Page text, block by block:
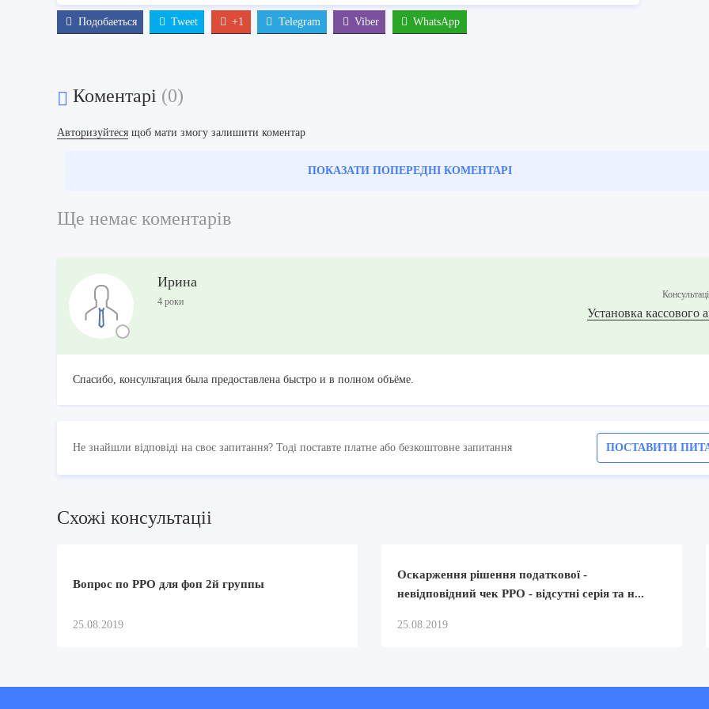
Подобаеться Tweet +1 Telegram Viber WhatsApp
Коментарі (0)
Авторизуйтеся щоб мати змогу залишити коментар
ПОКАЗАТИ ПОПЕРЕДНІ КОМЕНТАРІ
Ще немає коментарів
Ирина
4 роки
Установка кассового
Спасибо, консультация была предоставлена быстро и в полном объёме.
Не знайшли відповіді на своє запитання? Тоді поставте платне або безкоштовне запитання ПОСТАВИТИ
Схожi консультацii
Вопрос по РРО для фоп 2й группы
25.08.2019
Оскарження рішення податкової -
невідповідний чек РРО - відсутні серія та н...
25.08.2019